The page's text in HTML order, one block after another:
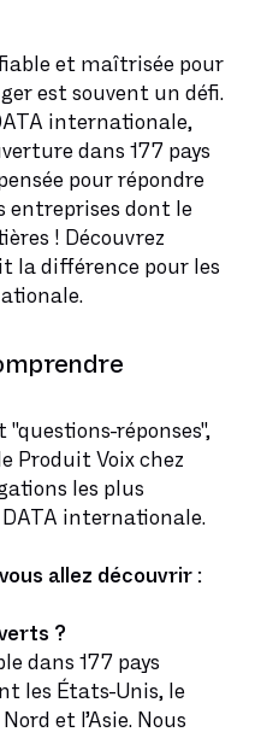
et maîtrisée pour
est souvent un défi.
internationale,
dans 177 pays
pour répondre
entreprises dont le
! Découvrez
la différence pour les
réponses",
Produit Voix chez
les plus
internationale.
allez découvrir :
?
dans 177 pays
les États-Unis, le
et l’Asie. Nous